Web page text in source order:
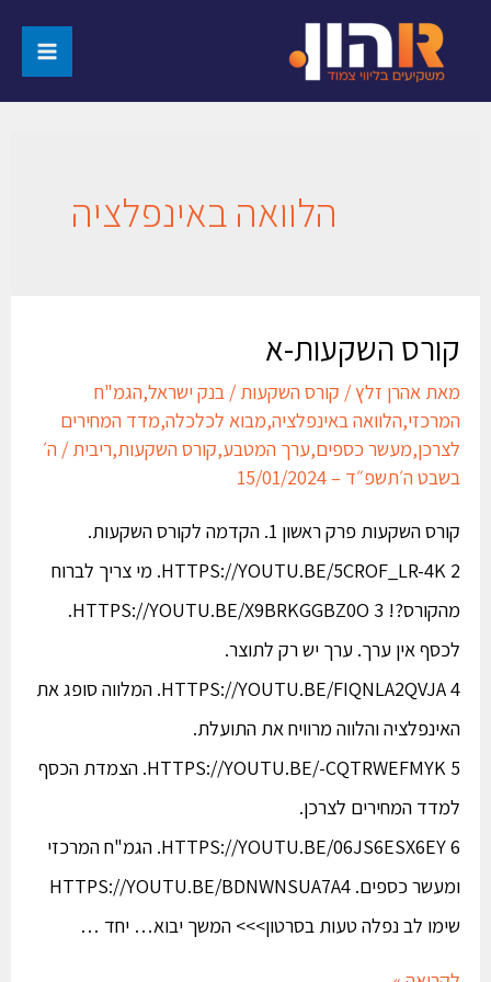
הלוואה באינפלציה
קורס השקעות-א
מאתאהרן זלץ/קורס השקעות/בנק ישראל,הגמ"ח
המרכזי,הלוואה באינפלציה,מבוא לכלכלה,מדד המחירים
לצרכן,מעשר כספים,ערך המטבע,קורס השקעות,ריבית/ה׳
בשבט ה׳תשפ״ד – 15/01/2024
קורס השקעות פרק ראשון 1. הקדמה לקורס השקעות.
HTTPS://YOUTU.BE/5CROF_LR-4K 2. מי צריך לברוח
מהקורס?! HTTPS://YOUTU.BE/X9BRKGGBZ0O 3.
לכסף אין ערך. ערך יש רק לתוצר.
HTTPS://YOUTU.BE/FIQNLA2QVJA 4. המלווה סופג את
האינפלציה והלווה מרוויח את התועלת.
HTTPS://YOUTU.BE/-CQTRWEFMYK 5. הצמדת הכסף
למדד המחירים לצרכן.
HTTPS://YOUTU.BE/06JS6ESX6EY 6. הגמ"ח המרכזי
ומעשר כספים. HTTPS://YOUTU.BE/BDNWNSUA7A4
שימו לב נפלה טעות בסרטון>>> המשך יבוא… יחד …